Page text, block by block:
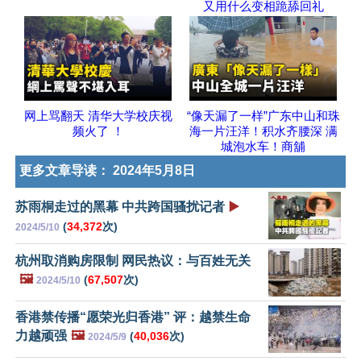
又用什么变相跪舔回礼
网上骂翻天 清华大学校庆视
频火了 ！
“像天漏了一样”广东中山和珠
海一片汪洋！积水齐腰深 满
城泡水车！商舖
更多文章导读： 2024年5月8日
苏雨桐走过的黑幕 中共跨国骚扰记者 ▶️
2024/5/10 (34,372次)
杭州取消购房限制 网民热议：与百姓无关
🖼️ 2024/5/10 (67,507次)
香港禁传播“愿荣光归香港” 评：越禁生命
力越顽强 🖼️ 2024/5/9 (40,036次)